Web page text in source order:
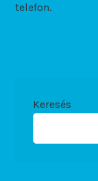
telefon.
Keresés